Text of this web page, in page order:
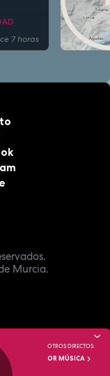
7 horas
Murcia.
OTROS DIRECTOS:
OR MÚSICA